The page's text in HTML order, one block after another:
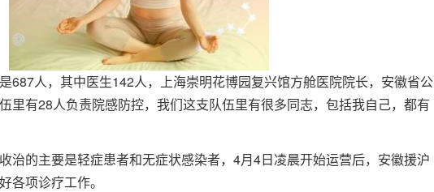
687人，其中医生142人，上海崇明花博园复兴馆方舱医院院长，安徽省公
里有28人负责院感防控，我们这支队伍里有很多同志，包括我自己，都有
治的主要是轻症患者和无症状感染者，4月4日凌晨开始运营后，安徽援沪
各项诊疗工作。